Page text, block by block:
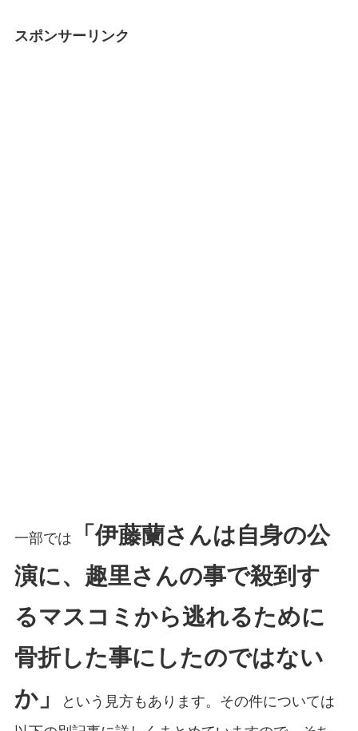
スポンサーリンク
一部では
「伊藤蘭さんは自身の公
演に、趣里さんの事で殺到す
るマスコミから逃れるために
骨折した事にしたのではない
か」
という見方もあります。その件については